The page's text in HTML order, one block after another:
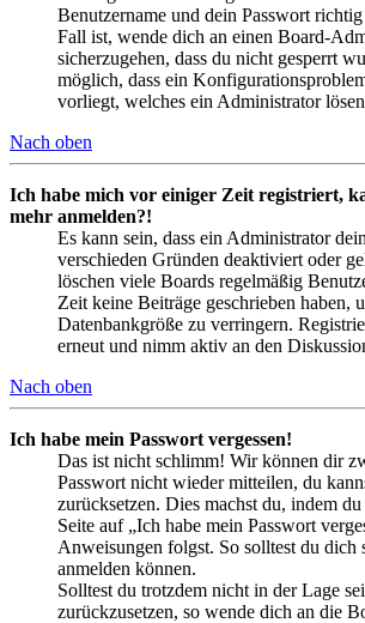
Benutzername und dein Passwort
Fall ist, wende dich an einen Board-
sicherzugehen, dass du nicht gesperrt
möglich, dass ein
vorliegt, welches ein Administrator
Nach oben
Ich habe mich vor einiger Zeit registriert,
mehr anmelden?!
Es kann sein, dass ein Administrator
verschieden Gründen deaktiviert oder
löschen viele Boards regelmäßig
Zeit keine Beiträge geschrieben haben,
Datenbankgröße zu verringern.
erneut und nimm aktiv an den
Nach oben
Ich habe mein Passwort vergessen!
Das ist nicht schlimm! Wir können dir
Passwort nicht wieder mitteilen, du
zurücksetzen. Dies machst du, indem
Seite auf „Ich habe mein Passwort
Anweisungen folgst. So solltest du dich
anmelden können.
Solltest du trotzdem nicht in der Lage
zurückzusetzen, so wende dich an die